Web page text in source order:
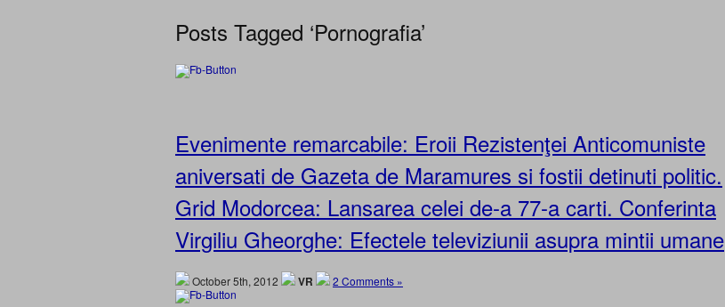
Posts Tagged ‘Pornografia’
Evenimente remarcabile: Eroii Rezistenţei Anticomuniste
aniversati de Gazeta de Maramures si fostii detinuti politic.
Grid Modorcea: Lansarea celei de-a 77-a carti. Conferinta
Virgiliu Gheorghe: Efectele televiziunii asupra mintii umane
October 5th, 2012 VR 2 Comments »